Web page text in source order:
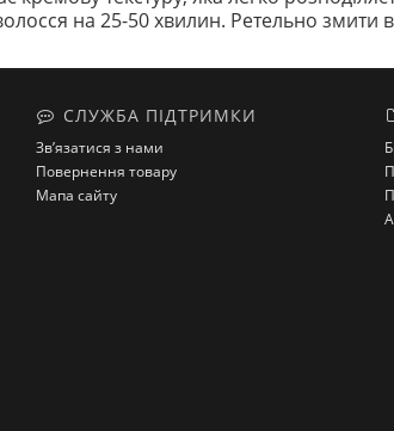
на 25-50 хвилин. Ретельно змити
СЛУЖБА ПІДТРИМКИ
Зв’язатися з нами
Повернення товару
Мапа сайту